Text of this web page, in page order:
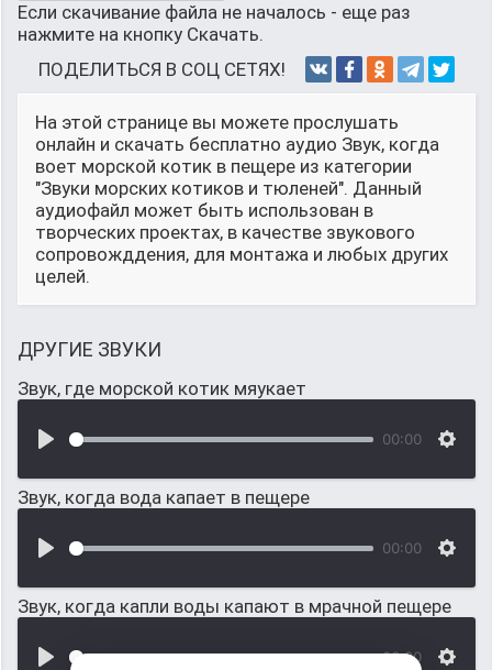
Если скачивание файла не началось - еще раз
нажмите на кнопку Скачать.
ПОДЕЛИТЬСЯ В СОЦ СЕТЯХ!
На этой странице вы можете прослушать
онлайн и скачать бесплатно аудио Звук, когда
воет морской котик в пещере из категории
"Звуки морских котиков и тюленей". Данный
аудиофайл может быть использован в
творческих проектах, в качестве звукового
сопровожддения, для монтажа и любых других
целей.
ДРУГИЕ ЗВУКИ
Звук, где морской котик мяукает
00:00
Звук, когда вода капает в пещере
00:00
Звук, когда капли воды капают в мрачной пещере
00:00